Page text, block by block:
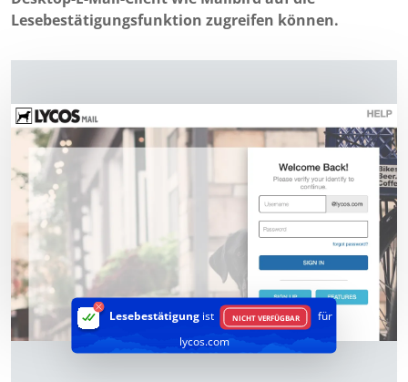
Lesebestätigungsfunktion zugreifen können.
Lesebestätigungist NICHT VERFÜGBAR
für
lycos.com